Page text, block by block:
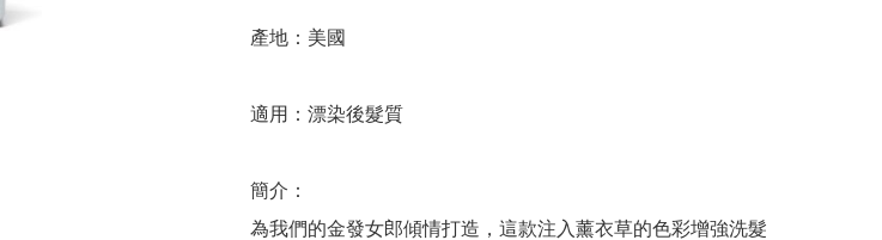
產地：美國
適用：漂染後髮質
簡介：
為我們的金發女郎傾情打造，這款注入薰衣草的色彩增強洗髮